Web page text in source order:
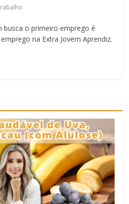
busca o primeiro emprego é
na Extra Jovem Aprendiz.